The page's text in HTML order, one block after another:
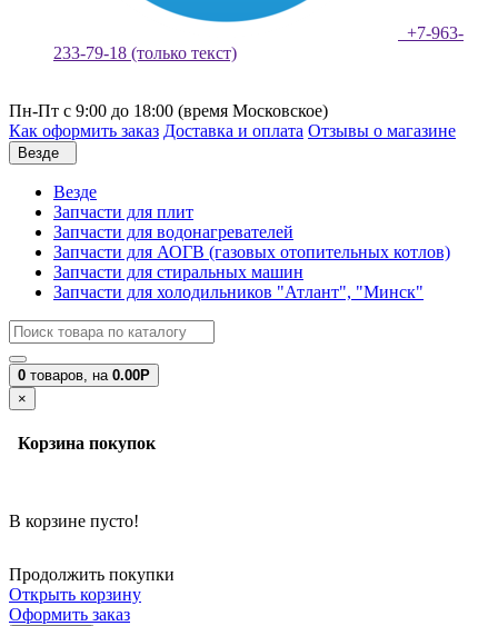
+7-963-
233-79-18 (только текст)
Пн-Пт с 9:00 до 18:00 (время Московское)
Как оформить заказ Доставка и оплата Отзывы о магазине
Везде
Везде
Запчасти для плит
Запчасти для водонагревателей
Запчасти для АОГВ (газовых отопительных котлов)
Запчасти для стиральных машин
Запчасти для холодильников "Атлант", "Минск"
0 товаров, на 0.00Р
×
Корзина покупок
В корзине пусто!
Продолжить покупки
Открыть корзину
Оформить заказ